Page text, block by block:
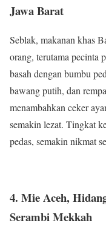
Jawa Barat
Seblak, makanan khas
orang, terutama pecinta
basah dengan bumbu
bawang putih, dan
menambahkan ceker
semakin lezat. Tingkat
pedas, semakin nikmat
4. Mie Aceh,
Serambi Mekkah